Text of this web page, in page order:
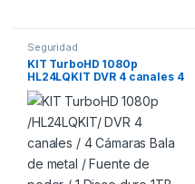
Seguridad
KIT TurboHD 1080p
HL24LQKIT DVR 4 canales 4
Cámaras Bala de metal 1
Disco duro de 1tb.